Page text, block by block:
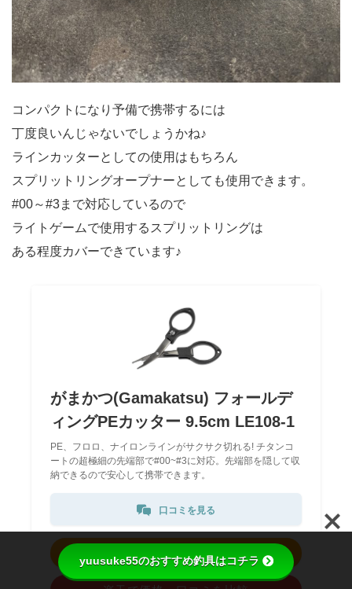
コンパクトになり予備で携帯するには
丁度良いんじゃないでしょうかね♪
ラインカッターとしての使用はもちろん
スプリットリングオープナーとしても使用できます。
#00～#3まで対応しているので
ライトゲームで使用するスプリットリングは
ある程度カバーできています♪
がまかつ(Gamakatsu) フォールデ
ィングPEカッター 9.5cm LE108-1
PE、フロロ、ナイロンラインがサクサク切れる! チタンコ
ートの超極細の先端部で#00~#3に対応。先端部を隠して収
納できるので安心して携帯できます。
口コミを見る
Amazonで最安値・在庫を確認
yuusuke55のおすすめ釣具はコチラ